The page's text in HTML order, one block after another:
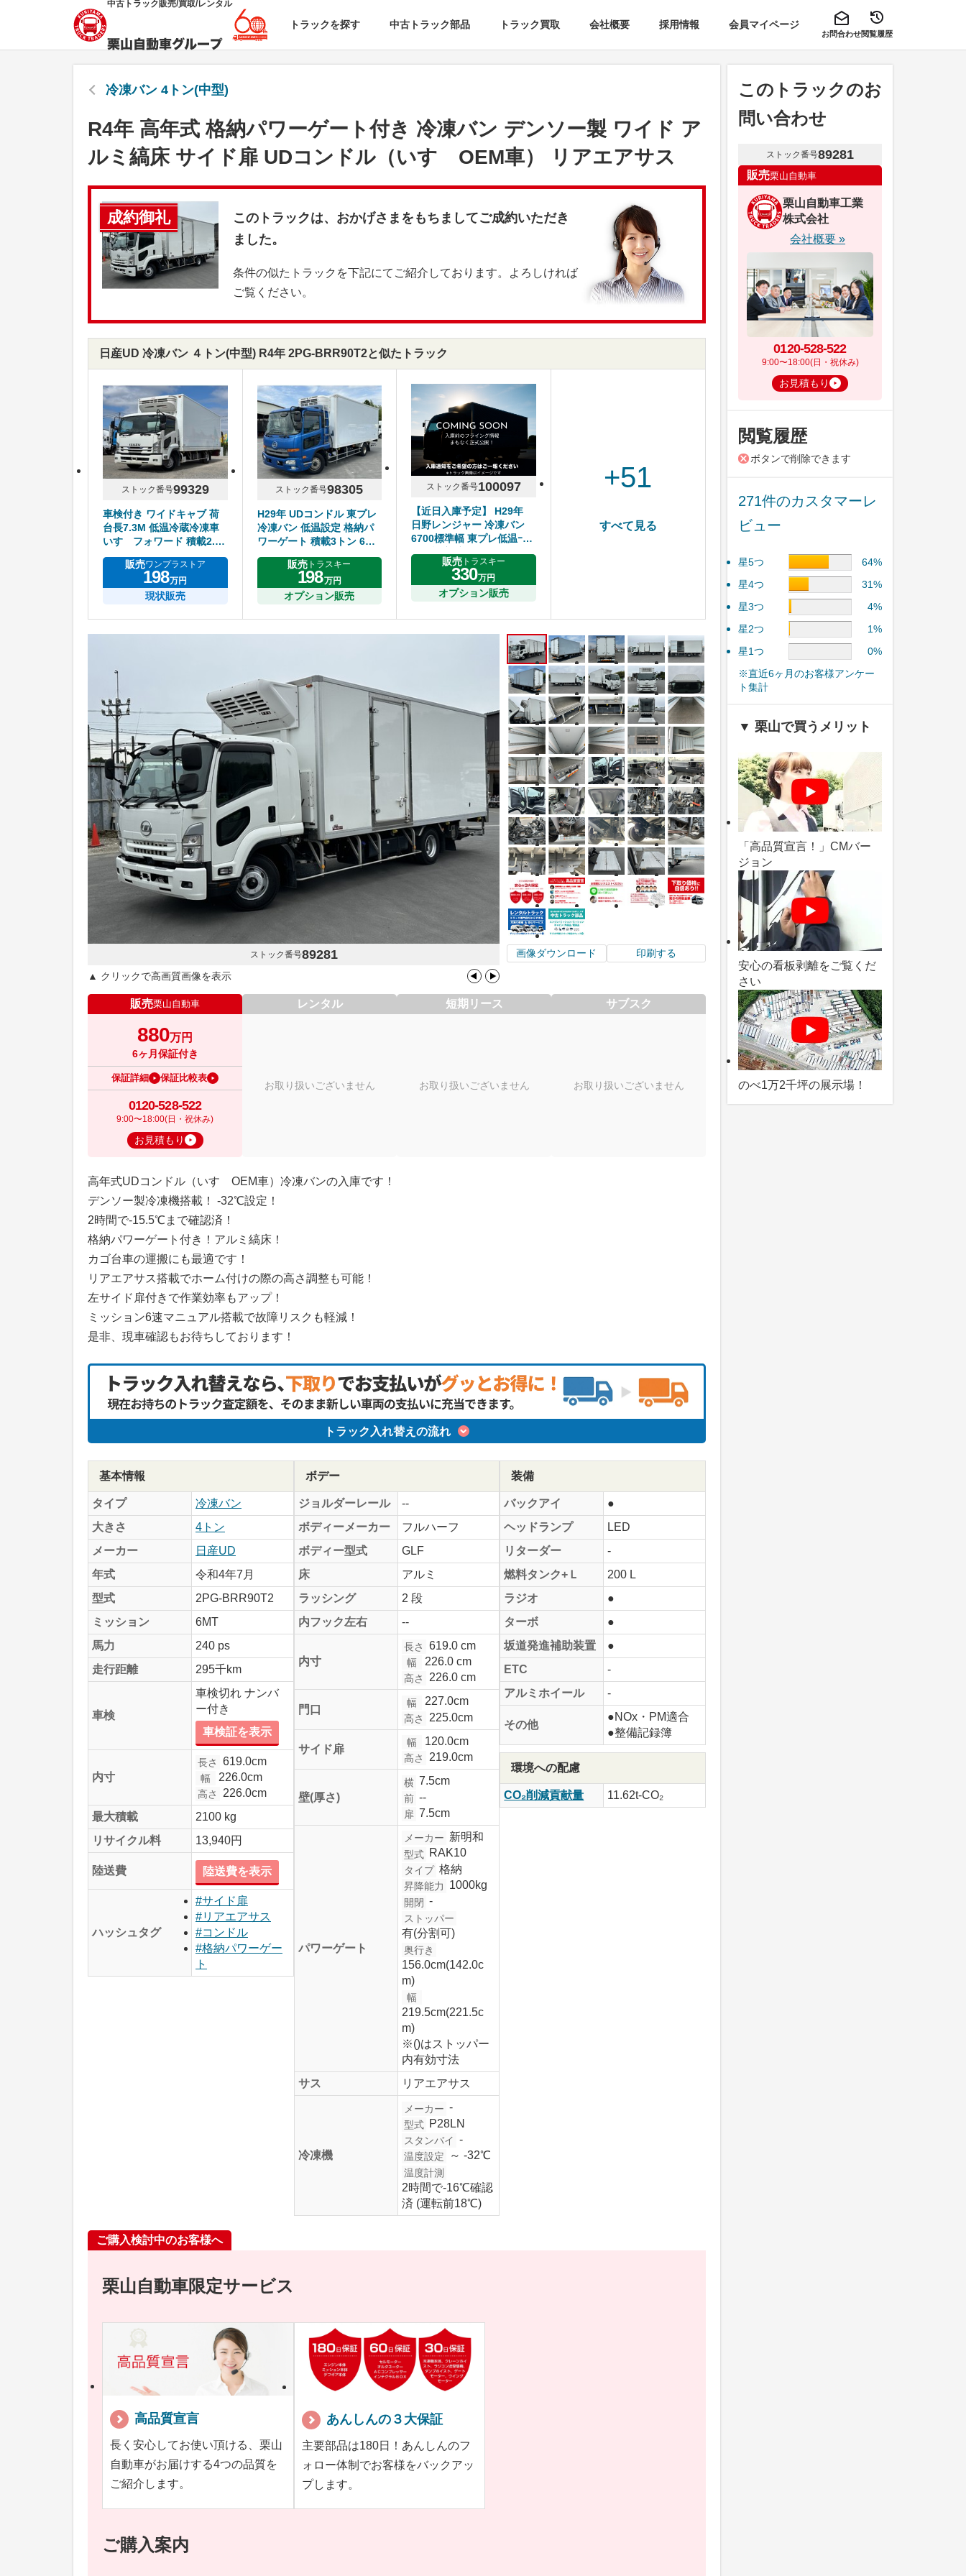
中古トラック販売/買取/レンタル
トラックを探す 中古トラック部品 トラック買取 会社概要 採用情報 会員マイページ
お問合わせ閲覧履歴
冷凍バン 4トン(中型)
R4年 高年式 格納パワーゲート付き 冷凍バン デンソー製 ワイド ア
ルミ縞床 サイド扉 UDコンドル（いすゞOEM車） リアエアサス
成約御礼
このトラックは、おかげさまをもちましてご成約いただき
ました。
条件の似たトラックを下記にてご紹介しております。よろしければ
ご覧ください。
日産UD 冷凍バン ４トン(中型) R4年 2PG-BRR90T2と似たトラック
ストック番号99329
車検付き ワイドキャブ 荷
台長7.3M 低温冷蔵冷凍車
いすゞフォワード 積載2.75
トン
販売ワンプラストア
198万円
現状販売
ストック番号98305
H29年 UDコンドル 東プレ
冷凍バン 低温設定 格納パ
ワーゲート 積載3トン 6MT
アルミホイール
販売 トラスキー
198万円
オプション販売
ストック番号100097
【近日入庫予定】 H29年
日野レンジャー 冷凍バン
6700標準幅 東プレ低温ｰ
30℃設定 床キーストン ジ
ョルダー2列 リアエアサス
サイド扉 6速マニュアル 走
行距離280千㎞ シフト6速
販売トラスキー
330万円
オプション販売
+51
すべて見る
ストック番号89281
▲ クリックで高画質画像を表示
画像ダウンロード 印刷する
販売栗山自動車
880万円
6ヶ月保証付き
保証詳細 保証比較表
0120-528-522
9:00〜18:00(日・祝休み)
お見積もり
レンタル
お取り扱いございません
短期リース
お取り扱いございません
サブスク
お取り扱いございません
高年式UDコンドル（いすゞOEM車）冷凍バンの入庫です！
デンソー製冷凍機搭載！ -32℃設定！
2時間で-15.5℃まで確認済！
格納パワーゲート付き！アルミ縞床！
カゴ台車の運搬にも最適です！
リアエアサス搭載でホーム付けの際の高さ調整も可能！
左サイド扉付きで作業効率もアップ！
ミッション6速マニュアル搭載で故障リスクも軽減！
是非、現車確認もお待ちしております！
トラック入れ替えの流れ
基本情報
タイプ
冷凍バン
大きさ
4トン
メーカー
日産UD
年式
令和4年7月
型式
2PG-BRR90T2
ミッション
6MT
馬力
240 ps
走行距離
295千km
車検
車検切れ ナンバ
ー付き
車検証を表示
内寸
長さ 619.0cm
幅 226.0cm
高さ
226.0cm
最大積載
2100 kg
リサイクル料
13,940円
陸送費 陸送費を表示
ハッシュタグ
#サイド扉
#リアエアサス
#コンドル
#格納パワーゲー
ト
ボデー
ジョルダーレール
--
ボディーメーカー
フルハーフ
ボディー型式
GLF
床
アルミ
ラッシング
2 段
内フック左右
--
内寸
長さ 619.0 cm
幅 226.0 cm
高さ 226.0 cm
門口
幅 227.0cm
高さ 225.0cm
サイド扉
幅 120.0cm
高さ 219.0cm
壁(厚さ)
横 7.5cm
前 --
扉 7.5cm
パワーゲート
メーカー 新明和
型式 RAK10
タイプ 格納
昇降能力 1000kg
開閉 -
ストッパー
有(分割可)
奥行き
156.0cm(142.0c
m)
幅
219.5cm(221.5c
m)
※()はストッパー
内有効寸法
サス
リアエアサス
冷凍機
メーカー -
型式 P28LN
スタンバイ -
温度設定 ～ -32℃
温度計測
2時間で-16℃確認
済 (運転前18℃)
装備
バックアイ
●
ヘッドランプ
LED
リターダー
-
燃料タンク+Ｌ
200 L
ラジオ
●
ターボ
●
坂道発進補助装置
●
ETC
-
アルミホイール
-
その他
●NOx・PM適合
●整備記録簿
環境への配慮
CO₂削減貢献量 11.62t-CO₂
ご購入検討中のお客様へ
栗山自動車限定サービス
高品質宣言
長く安心してお使い頂ける、栗山
自動車がお届けする4つの品質を
ご紹介します。
あんしんの３大保証
主要部品は180日！あんしんのフ
ォロー体制でお客様をバックアッ
プします。
ご購入案内
このトラックのお
問い合わせ
ストック番号89281
販売栗山自動車
栗山自動車工業
株式会社
会社概要 »
0120-528-522
9:00〜18:00(日・祝休み)
お見積もり
閲覧履歴
ボタンで削除できます
271件のカスタマーレ
ビュー
星5つ
64%
星4つ
31%
星3つ
4%
星2つ
1%
星1つ
0%
※直近6ヶ月のお客様アンケー
ト集計
▼ 栗山で買うメリット
「高品質宣言！」CMバー
ジョン
安心の看板剥離をご覧くだ
さい
のべ1万2千坪の展示場！